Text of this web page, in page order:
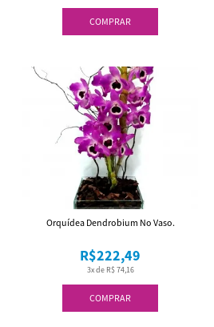
COMPRAR
COMPRAR
3x de R$ 74,16
R$222,49
Orquídea Dendrobium No Vaso.